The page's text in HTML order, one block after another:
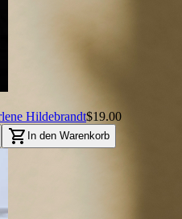
Hildebrandt$19.00
shopping_cart In den Warenkorb